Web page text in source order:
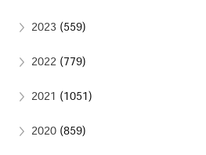
2023 (559)
2022 (779)
2021 (1051)
2020 (859)